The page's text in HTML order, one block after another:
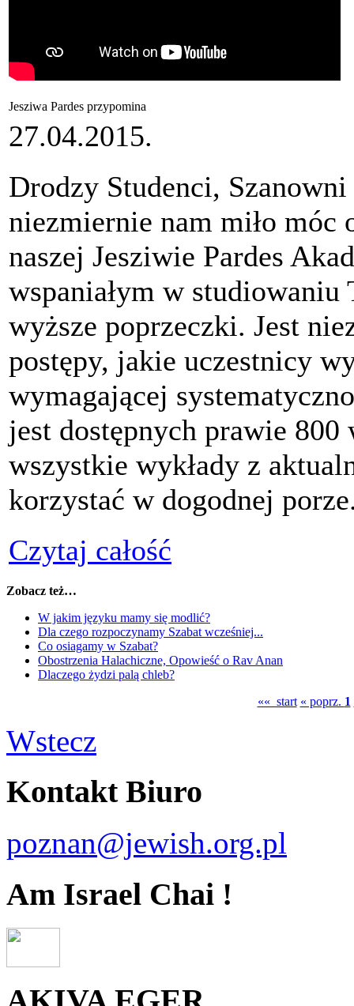
Jesziwa Pardes przypomina
27.04.2015.
Drodzy Studenci, Szanowni
niezmiernie nam miło móc
naszej Jesziwie Pardes
wspaniałym w
wyższe poprzeczki. Jest
postępy, jakie uczestnicy
wymagającej
jest dostępnych prawie 800
wszystkie wykłady z
korzystać w dogodnej
Czytaj całość
Zobacz też…
W jakim języku mamy się modlić?
Dla czego rozpoczynamy Szabat wcześniej...
Co osiagamy w Szabat?
Obostrzenia Halachiczne, Opowieść o Rav Anan
Dlaczego żydzi palą chleb?
«« start « poprz. 1
Wstecz
Kontakt Biuro
poznan@jewish.org.pl
Am Israel Chai !